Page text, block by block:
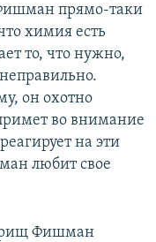
прямо-таки
химия есть
то, что нужно,
он охотно
во внимание
на эти
любит свое
Фишман